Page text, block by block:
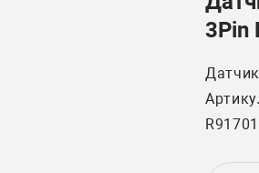
3Pin